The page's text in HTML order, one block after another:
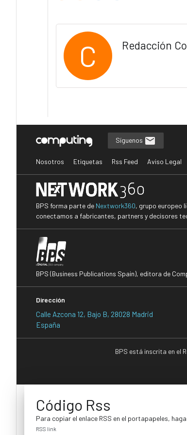
C Redacción
Síguenos
Nosotros Etiquetas Rss Feed Aviso Legal
BPS forma parte de Nextwork360, grupo europeo
conectamos a fabricantes, partners y decisores
BPS (Business Publications Spain), editora de
Dirección
Calle Azcona 12, Bajo B, 28028 Madrid
España
BPS está inscrita en el
Código Rss
Para copiar el enlace RSS en el portapapeles,
RSS link